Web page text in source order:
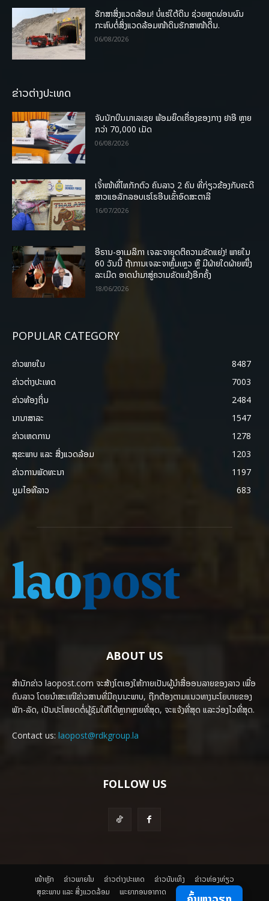
ຮັກສາສິ່ງແວດລ້ອມ! ບໍ່ແຮ່ໃຕ້ດິນ ຊ່ວຍຫຼຸດຜ່ອນຜົນ
ກະທົບຕໍ່ສິ່ງແວດລ້ອມໜ້າດິນຮັກສາໜ້າດິນ.
06/08/2026
ຂ່າວຕ່າງປະເທດ
ຈັບນັກບິນມາເລເຊຍ ພ້ອມຍຶດເຄື່ອງຂອງກາງ ຢາອີ ຫຼາຍ
ກວ່າ 70,000 ເມັດ
06/08/2026
ເຈົ້າໜ້າທີ່ໄທກັກຕົວ ຄົນລາວ 2 ຄົນ ທີ່ກ່ຽວຂ້ອງກັບຄະດີ
ສາວແອລັກລອບເຮໂຣອີນເຂົ້າອົດສະຕາລີ
16/07/2026
ອີຣານ-ອາເມລິກາ ເຈລະຈາຍຸດຕິຄວາມຂັດແຍ່ງ! ພາຍໃນ
60 ວັນນີ້ ຖ້າການເຈລະຈາຫຼົ້ມເຫຼວ ຫຼື ມີຝ່າຍໃດຝ່າຍໜຶ່ງ
ລະເມີດ ອາດນໍາມາສູ່ຄວາມຂັດແຍ້ງອີກຄັ້ງ
18/06/2026
POPULAR CATEGORY
ຂ່າວພາຍ​ໃນ
8487
ຂ່າວຕ່າງປະເທດ
7003
ຂ່າວທ້ອງຖິ່ນ
2484
ນານາສາລະ
1547
ຂ່າວເຫດການ
1278
ສຸຂະພາບ ແລະ ສີ່ງແວດລ້ອມ
1203
ຂ່າວການພັດທະນາ
1197
ມູມໄອທີລາວ
683
ABOUT US
ສຳນັກຂ່າວ laopost.com ຈະສ້າງໂຕເອງໃຫ້ກາຍເປັນຜູ້ນຳສື່ອອນລາຍຂອງລາວ ເພື່ອ
ຄົນລາວ ໂດຍນຳສະເໜີຂ່າວສານທີ່ມີຄຸນນະພາບ, ຖືກຕ້ອງຕາມແນວທາງນະໂຍບາຍຂອງ
ພັກ-ລັດ, ເປັນປະໂຫຍດຕໍ່ຜູ້ຊົມໃຫ້ໄດ້ຫຼາກຫຼາຍທີ່ສຸດ, ຈະແຈ້ງທີ່ສຸດ ແລະວ່ອງໄວທີ່ສຸດ.
Contact us: laopost@rdkgroup.la
FOLLOW US
ໜ້າຫຼັກ ຂ່າວພາຍ​ໃນ ຂ່າວຕ່າງປະເທດ ​ຂ່າວບັນເທິງ
​ຂ່າວທ່ອງທ່ຽວ
ສຸຂະພາບ ແລະ ສີ່ງແວດລ້ອມ
ພະຍາກອນອາກາດ